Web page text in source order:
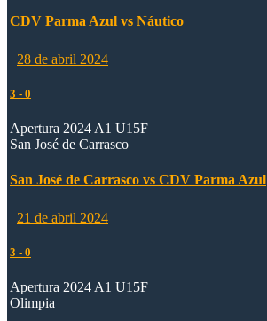
CDV Parma Azul vs Náutico
28 de abril 2024
3 - 0
Apertura 2024 A1 U15F
San José de Carrasco
San José de Carrasco vs CDV Parma Azul
21 de abril 2024
3 - 0
Apertura 2024 A1 U15F
Olimpia